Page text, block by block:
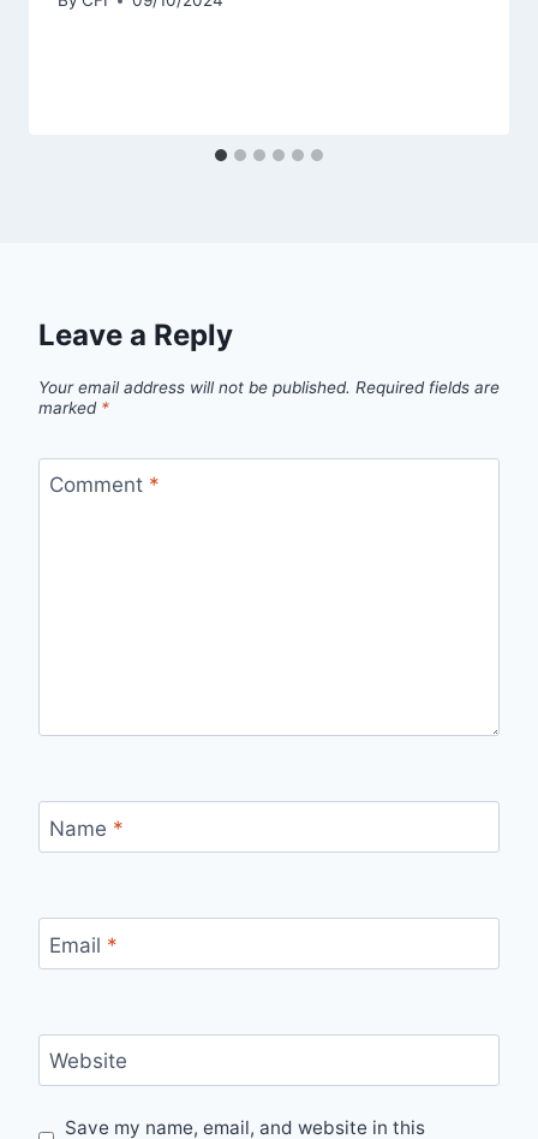
Leave a Reply
Your email address will not be published. Required fields are
marked *
Comment *
Name *
Email *
Website
Save my name, email, and website in this